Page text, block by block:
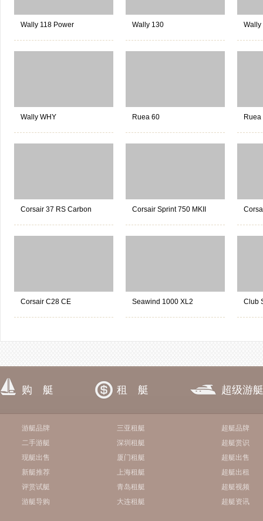
Wally 118 Power Wally 130 Wally
Wally WHY Ruea 60 Ruea
Corsair 37 RS Carbon Corsair Sprint 750 MKII
Corsair C28 CE Seawind 1000 XL2 Club
购 艇
游艇品牌
二手游艇
现艇出售
新艇推荐
评赏试艇
游艇导购
租 艇
三亚租艇
深圳租艇
厦门租艇
上海租艇
青岛租艇
大连租艇
超级游艇
超艇品牌
超艇赏识
超艇出售
超艇出租
超艇视频
超艇资讯